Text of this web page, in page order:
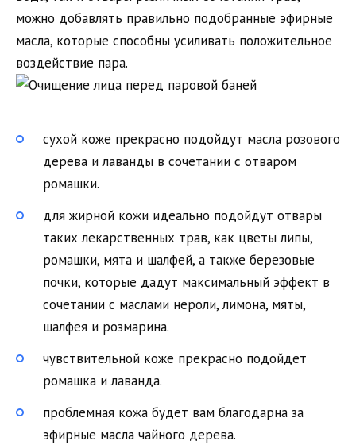
можно добавлять правильно подобранные эфирные
масла, которые способны усиливать положительное
воздействие пара.
сухой коже прекрасно подойдут масла розового
дерева и лаванды в сочетании с отваром
ромашки.
для жирной кожи идеально подойдут отвары
таких лекарственных трав, как цветы липы,
ромашки, мята и шалфей, а также березовые
почки, которые дадут максимальный эффект в
сочетании с маслами нероли, лимона, мяты,
шалфея и розмарина.
чувствительной коже прекрасно подойдет
ромашка и лаванда.
проблемная кожа будет вам благодарна за
эфирные масла чайного дерева.